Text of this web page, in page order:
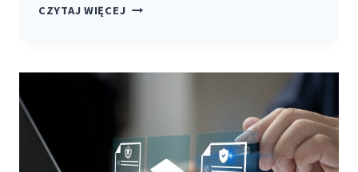
CZYTAJ WIĘCEJPRACA
DYDAKTYCZNA
I
MOŻLIWOŚCI